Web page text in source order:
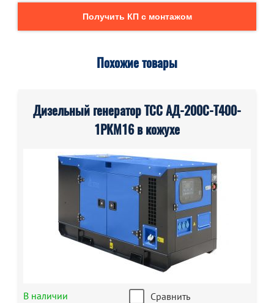
Получить КП с монтажом
Похожие товары
Дизельный генератор ТСС АД-200С-Т400-
1РКМ16 в кожухе
В наличии
Сравнить